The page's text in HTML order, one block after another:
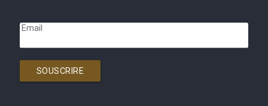
Email
SOUSCRIRE